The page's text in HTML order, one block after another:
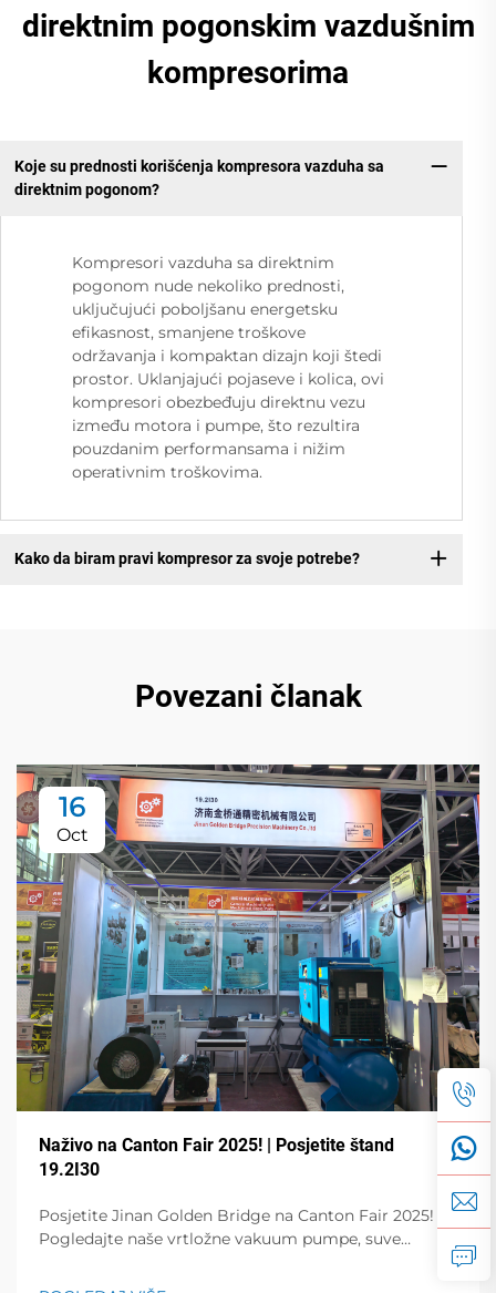
direktnim pogonskim vazdušnim
kompresorima
Koje su prednosti korišćenja kompresora vazduha sa
direktnim pogonom?
Kompresori vazduha sa direktnim
pogonom nude nekoliko prednosti,
uključujući poboljšanu energetsku
efikasnost, smanjene troškove
održavanja i kompaktan dizajn koji štedi
prostor. Uklanjajući pojaseve i kolica, ovi
kompresori obezbeđuju direktnu vezu
između motora i pumpe, što rezultira
pouzdanim performansama i nižim
operativnim troškovima.
Kako da biram pravi kompresor za svoje potrebe?
Povezani članak
16
Oct
Naživo na Canton Fair 2025! | Posjetite štand
19.2I30
Posjetite Jinan Golden Bridge na Canton Fair 2025!
Pogledajte naše vrtložne vakuum pumpe, suve
varijabilnom frekvencijom, zavojne kompresore zraka